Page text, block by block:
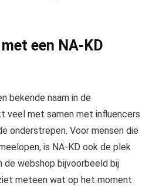
een NA-KD
bekende naam in de
veel met samen met influencers
onderstrepen. Voor mensen die
is NA-KD ook de plek
de webshop bijvoorbeeld bij
meteen wat op het moment